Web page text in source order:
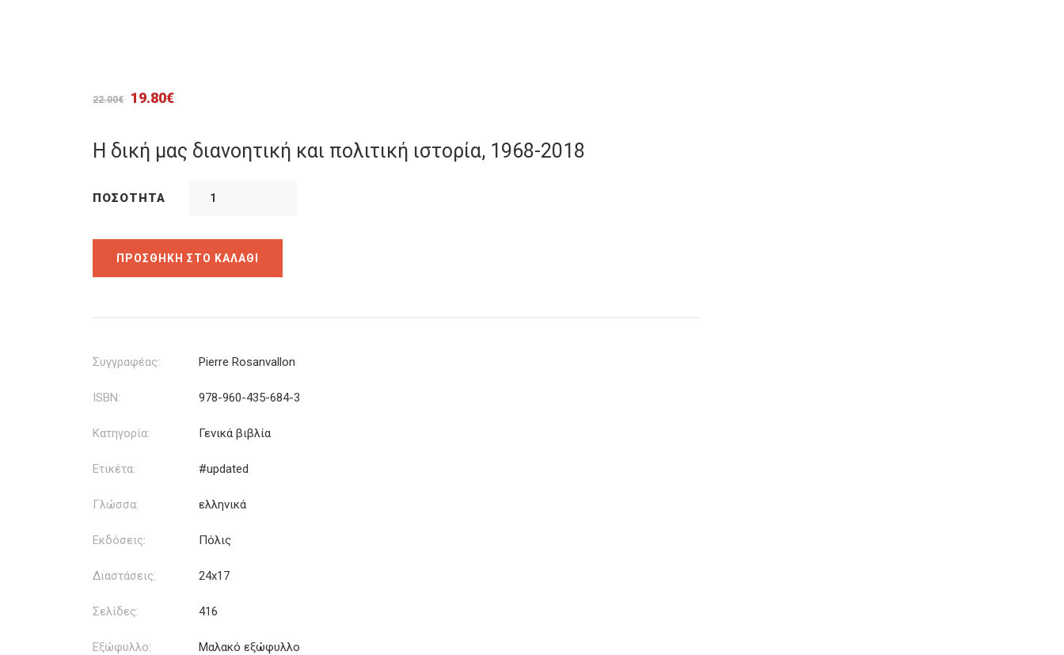
22.00€
Original
was:
22.00€.
19.80€Η
τιμή
είναι:
Η δική μας διανοητική και πολιτική ιστορία, 1968-2018
ΠΟΣΌΤΗΤΑ
ΠΡΟΣΘΉΚΗ ΣΤΟ ΚΑΛΆΘΙ
Συγγραφέας: Pierre Rosanvallon
ISBN: 978-960-435-684-3
Κατηγορία: Γενικά βιβλία
Ετικέτα: #updated
Γλώσσα: ελληνικά
Εκδόσεις: Πόλις
Διαστάσεις: 24x17
Σελίδες: 416
Εξώφυλλο: Μαλακό εξώφυλλο